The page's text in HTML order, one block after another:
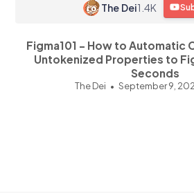
The Dei1.4K
Figma101 - How to Automatic
Untokenized Properties to
Seconds
The Dei September 9,